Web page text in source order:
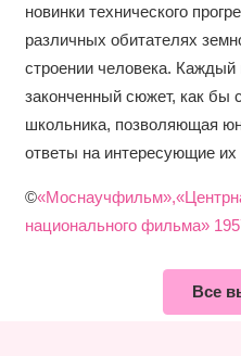
новинки технического
различных обитателях
строении человека.
законченный сюжет, как бы
школьника, позволяющая
ответы на интересующие их
©
национального фильма»
Все